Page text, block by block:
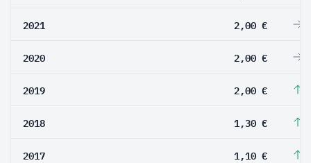
2021 2,00 €
2020 2,00 €
2019 2,00 €
2018 1,30 €
2017 1,10 €